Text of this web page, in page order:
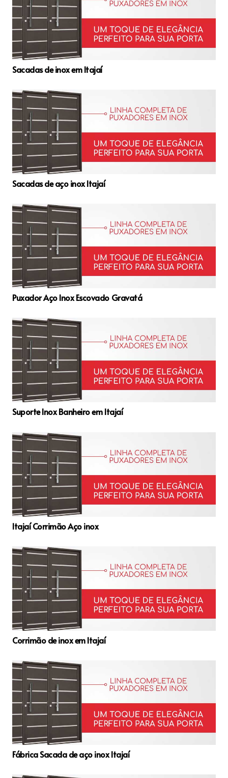
Sacadas de inox em Itajaí
Sacadas de aço inox Itajaí
Puxador Aço Inox Escovado Gravatá
Suporte Inox Banheiro em Itajaí
Itajaí Corrimão Aço inox
Corrimão de inox em Itajaí
Fábrica Sacada de aço inox Itajaí